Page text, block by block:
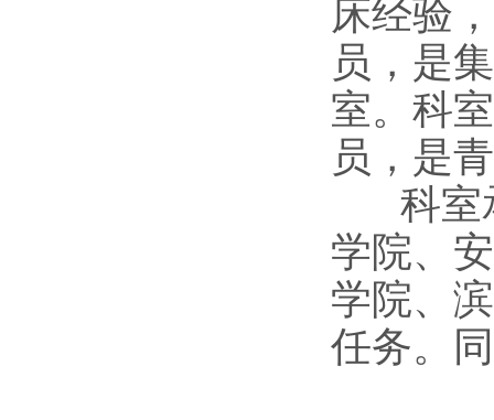
床经验
员，是
室。科
员，是
科室承
学院、
学院、
任务。